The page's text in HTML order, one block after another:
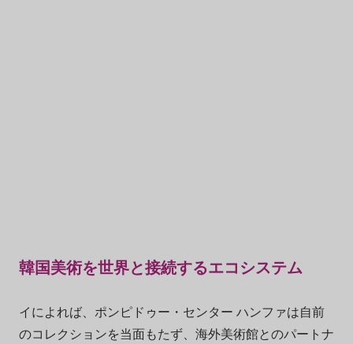
韓国美術を世界と接続するエコシステム
イによれば、ポンピドゥー・センター ハンファは自前
のコレクションを当面もたず、海外美術館とのパートナ